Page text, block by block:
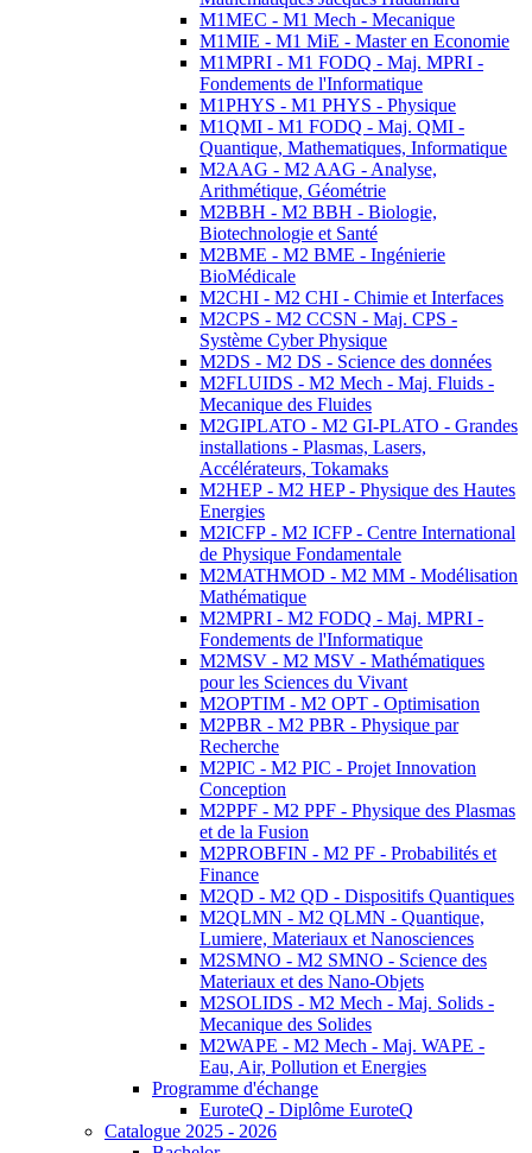
M1MEC - M1 Mech - Mecanique
M1MIE - M1 MiE - Master en Economie
M1MPRI - M1 FODQ - Maj. MPRI -
Fondements de l'Informatique
M1PHYS - M1 PHYS - Physique
M1QMI - M1 FODQ - Maj. QMI -
Quantique, Mathematiques, Informatique
M2AAG - M2 AAG - Analyse,
Arithmétique, Géométrie
M2BBH - M2 BBH - Biologie,
Biotechnologie et Santé
M2BME - M2 BME - Ingénierie
BioMédicale
M2CHI - M2 CHI - Chimie et Interfaces
M2CPS - M2 CCSN - Maj. CPS -
Système Cyber Physique
M2DS - M2 DS - Science des données
M2FLUIDS - M2 Mech - Maj. Fluids -
Mecanique des Fluides
M2GIPLATO - M2 GI-PLATO - Grandes
installations - Plasmas, Lasers,
Accélérateurs, Tokamaks
M2HEP - M2 HEP - Physique des Hautes
Energies
M2ICFP - M2 ICFP - Centre International
de Physique Fondamentale
M2MATHMOD - M2 MM - Modélisation
Mathématique
M2MPRI - M2 FODQ - Maj. MPRI -
Fondements de l'Informatique
M2MSV - M2 MSV - Mathématiques
pour les Sciences du Vivant
M2OPTIM - M2 OPT - Optimisation
M2PBR - M2 PBR - Physique par
Recherche
M2PIC - M2 PIC - Projet Innovation
Conception
M2PPF - M2 PPF - Physique des Plasmas
et de la Fusion
M2PROBFIN - M2 PF - Probabilités et
Finance
M2QD - M2 QD - Dispositifs Quantiques
M2QLMN - M2 QLMN - Quantique,
Lumiere, Materiaux et Nanosciences
M2SMNO - M2 SMNO - Science des
Materiaux et des Nano-Objets
M2SOLIDS - M2 Mech - Maj. Solids -
Mecanique des Solides
M2WAPE - M2 Mech - Maj. WAPE -
Eau, Air, Pollution et Energies
Programme d'échange
EuroteQ - Diplôme EuroteQ
Catalogue 2025 - 2026